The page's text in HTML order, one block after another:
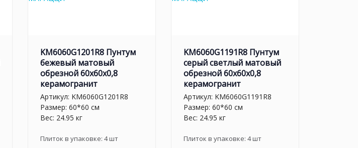
KM6060G1201R8 Пунтум
бежевый матовый
обрезной 60x60x0,8
керамогранит
Артикул: KM6060G1201R8
Размер: 60*60 см
Вес: 24.95 кг
Плиток в упаковке: 4шт
KM6060G1191R8 Пунтум
серый светлый матовый
обрезной 60x60x0,8
керамогранит
Артикул: KM6060G1191R8
Размер: 60*60 см
Вес: 24.95 кг
Плиток в упаковке: 4шт